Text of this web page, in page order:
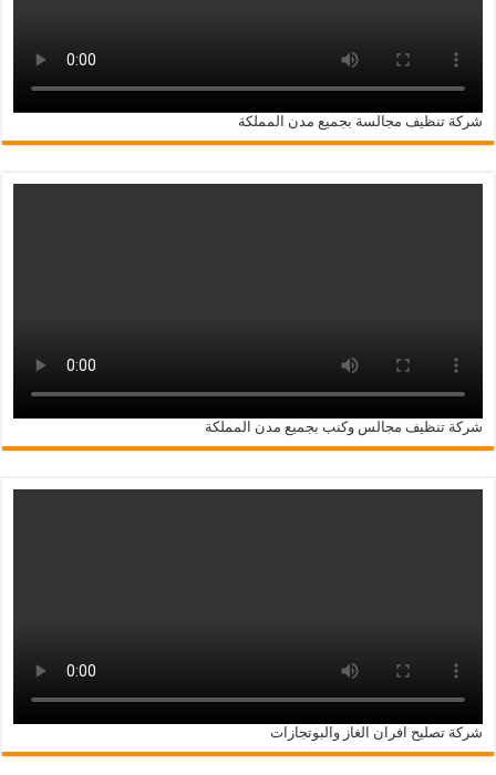
شركة تنظيف مجالسة بجميع مدن المملكة
شركة تنظيف مجالس وكنب بجميع مدن المملكة
شركة تصليح افران الغاز والبوتجازات